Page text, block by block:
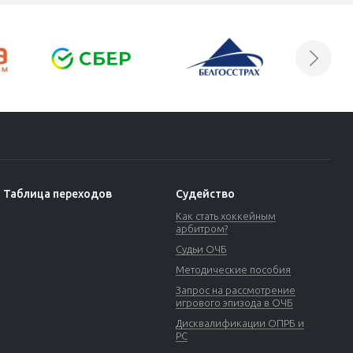
Таблица переходов Судейство
Как стать хоккейным
арбитром?
Судьи ОЧБ
Методические пособия
Запрос на рассмотрение
игрового эпизода в ОЧБ
Дисквалификации ОПРБ и
РС